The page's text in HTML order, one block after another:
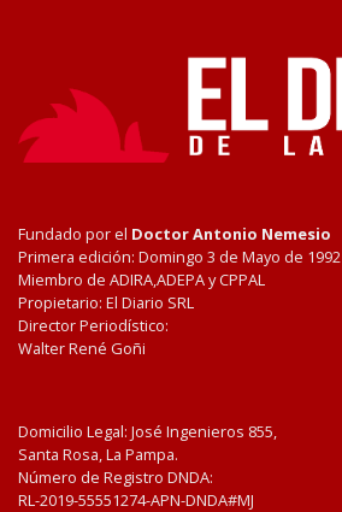
Fundado por el Doctor Antonio Nemesio
Primera edición: Domingo 3 de Mayo de 1992
Miembro de ADIRA,ADEPA y CPPAL
Propietario: El Diario SRL
Director Periodístico:
Walter René Goñi
Domicilio Legal: José Ingenieros 855,
Santa Rosa, La Pampa.
Número de Registro DNDA:
RL-2019-55551274-APN-DNDA#MJ